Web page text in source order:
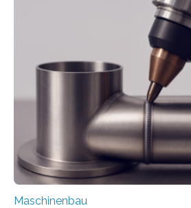
Teile als eine Einheit verpacken.
der Benutzer vorgeben und erhält
über die Positionierung der
Automatisierungsschnittstelle
besser in spezifische
einzubinden. Sankt Augustin – Zur
vom 23. bis 25. September in
Maschinenbau